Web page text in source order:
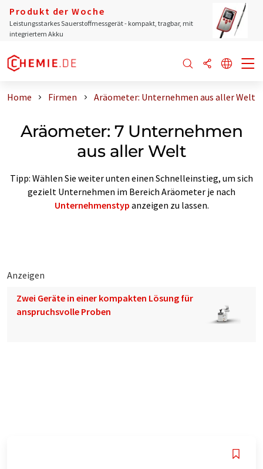
Produkt der Woche
Leistungsstarkes Sauerstoffmessgerät - kompakt, tragbar, mit
integriertem Akku
Home Firmen Aräometer: Unternehmen aus aller Welt
Aräometer: 7 Unternehmen
aus aller Welt
Tipp: Wählen Sie weiter unten einen Schnelleinstieg, um sich
gezielt Unternehmen im Bereich Aräometer je nach
Unternehmenstyp anzeigen zu lassen.
Anzeigen
Zwei Geräte in einer kompakten Lösung für
anspruchsvolle Proben